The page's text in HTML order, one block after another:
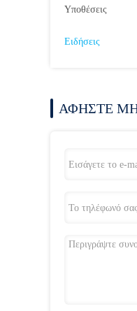
Υποθέσεις
Ειδήσεις
ΑΦΉΣΤΕ